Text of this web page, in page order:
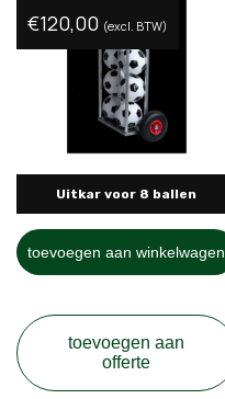
Uitkar voor 8 ballen
€120,00 (excl. BTW)
toevoegen aan winkelwagen
toevoegen aan
offerte